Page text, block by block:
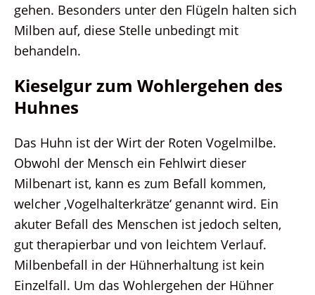
gehen. Besonders unter den Flügeln halten sich
Milben auf, diese Stelle unbedingt mit
behandeln.
Kieselgur zum Wohlergehen des
Huhnes
Das Huhn ist der Wirt der Roten Vogelmilbe.
Obwohl der Mensch ein Fehlwirt dieser
Milbenart ist, kann es zum Befall kommen,
welcher ‚Vogelhalterkrätze‘ genannt wird. Ein
akuter Befall des Menschen ist jedoch selten,
gut therapierbar und von leichtem Verlauf.
Milbenbefall in der Hühnerhaltung ist kein
Einzelfall. Um das Wohlergehen der Hühner